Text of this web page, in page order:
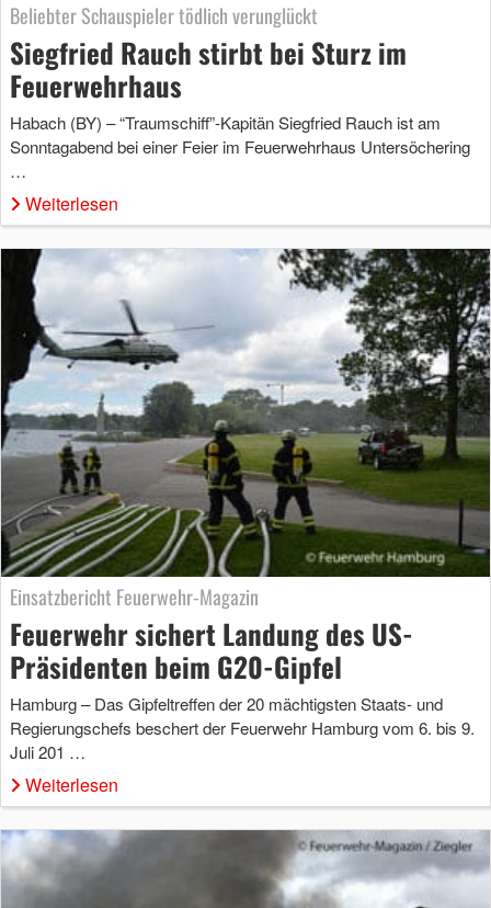
Beliebter Schauspieler tödlich verunglückt
Siegfried Rauch stirbt bei Sturz im
Feuerwehrhaus
Habach (BY) – “Traumschiff”-Kapitän Siegfried Rauch ist am
Sonntagabend bei einer Feier im Feuerwehrhaus Untersöchering
…
Weiterlesen
Einsatzbericht Feuerwehr-Magazin
Feuerwehr sichert Landung des US-
Präsidenten beim G20-Gipfel
Hamburg – Das Gipfeltreffen der 20 mächtigsten Staats- und
Regierungschefs beschert der Feuerwehr Hamburg vom 6. bis 9.
Juli 201 …
Weiterlesen